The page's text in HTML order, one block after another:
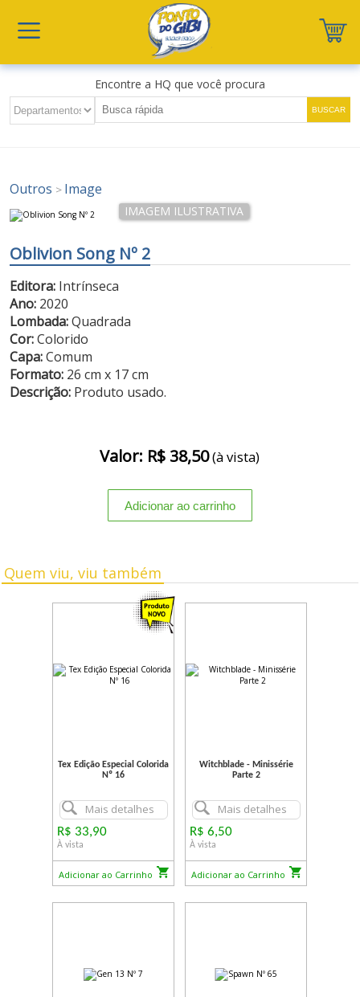
Encontre a HQ que você procura
Outros > Image
Oblivion Song Nº 2
Editora: Intrínseca
Ano: 2020
Lombada:Quadrada
Cor:Colorido
Capa:Comum
Formato: 26 cm x 17 cm
Descrição: Produto usado.
Valor: R$ 38,50(à vista)
Quem viu, viu também
Tex Edição Especial Colorida
Nº 16
Mais detalhes
R$ 33,90
À vista
Adicionar ao Carrinho
Witchblade - Minissérie
Parte 2
Mais detalhes
R$ 6,50
À vista
Adicionar ao Carrinho